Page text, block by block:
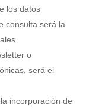
los datos
consulta será la
o
será el
incorporación de